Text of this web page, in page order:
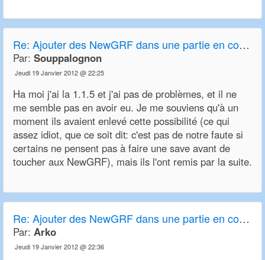
Re: Ajouter des NewGRF dans une partie en cours
Par: Souppalognon
Jeudi 19 Janvier 2012 @ 22:25
Ha moi j'ai la 1.1.5 et j'ai pas de problèmes, et il ne
me semble pas en avoir eu. Je me souviens qu'à un
moment ils avaient enlevé cette possibilité (ce qui
assez idiot, que ce soit dit: c'est pas de notre faute si
certains ne pensent pas à faire une save avant de
toucher aux NewGRF), mais ils l'ont remis par la suite.
Re: Ajouter des NewGRF dans une partie en cours
Par: Arko
Jeudi 19 Janvier 2012 @ 22:36